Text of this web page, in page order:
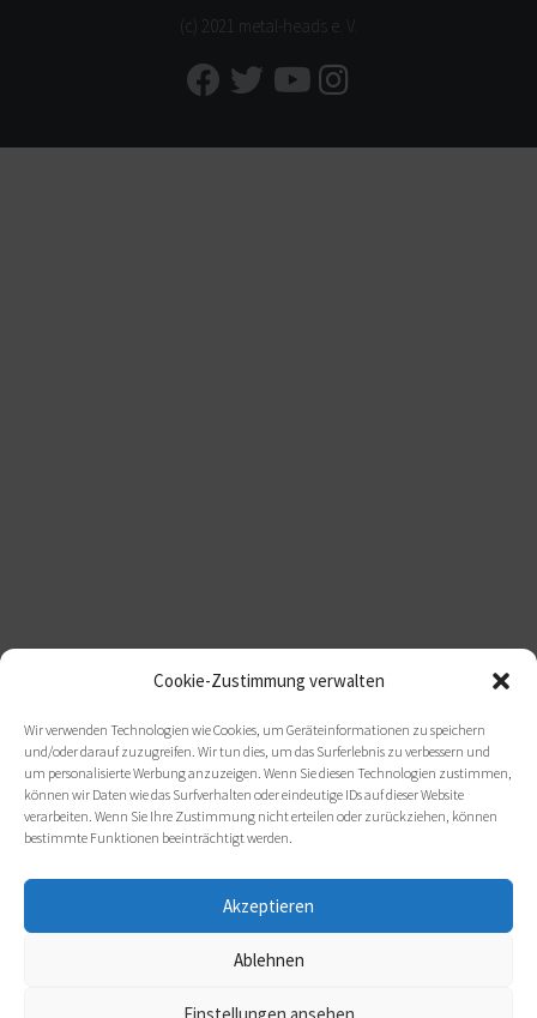
Cookie-Zustimmung verwalten
Wir verwenden Technologien wie Cookies, um Geräteinformationen zu speichern
und/oder darauf zuzugreifen. Wir tun dies, um das Surferlebnis zu verbessern und
um personalisierte Werbung anzuzeigen. Wenn Sie diesen Technologien zustimmen,
können wir Daten wie das Surfverhalten oder eindeutige IDs auf dieser Website
verarbeiten. Wenn Sie Ihre Zustimmung nicht erteilen oder zurückziehen, können
bestimmte Funktionen beeinträchtigt werden.
Akzeptieren
Ablehnen
Einstellungen ansehen
(c) 2021 metal-heads e. V.